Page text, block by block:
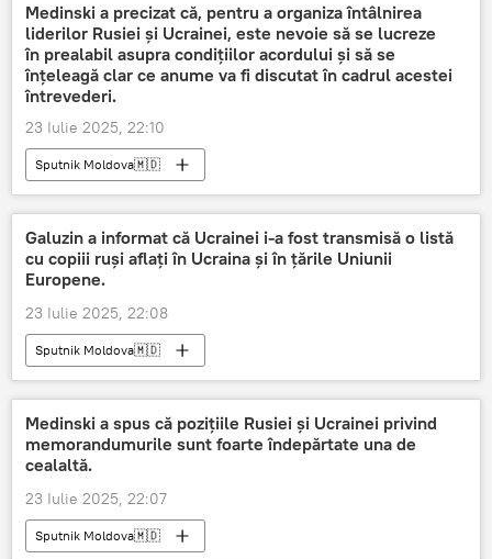
Medinski a precizat că, pentru a organiza întâlnirea
liderilor Rusiei și Ucrainei, este nevoie să se lucreze
în prealabil asupra condițiilor acordului și să se
înțeleagă clar ce anume va fi discutat în cadrul acestei
întrevederi.
23 Iulie 2025, 22:10
Sputnik Moldova🇲🇩
Galuzin a informat că Ucrainei i-a fost transmisă o listă
cu copiii ruși aflați în Ucraina și în țările Uniunii
Europene.
23 Iulie 2025, 22:08
Sputnik Moldova🇲🇩
Medinski a spus că pozițiile Rusiei și Ucrainei privind
memorandumurile sunt foarte îndepărtate una de
cealaltă.
23 Iulie 2025, 22:07
Sputnik Moldova🇲🇩